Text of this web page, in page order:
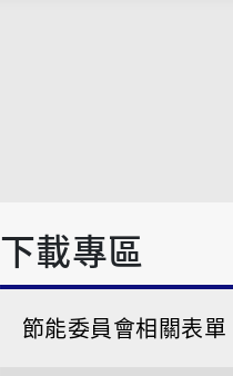
下載專區
節能委員會相關表單